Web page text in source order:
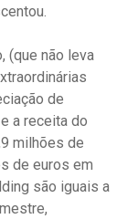
(que não leva
de
a receita do
milhões de
de euros em
são iguais a